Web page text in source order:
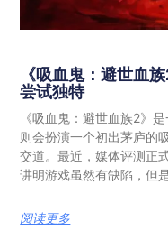
《吸血鬼：避世血
尝试独特
《吸血鬼：避世血族2》
则会扮演一个初出茅庐的
交道。最近，媒体评测正
讲明游戏虽然有缺陷，但
阅读更多